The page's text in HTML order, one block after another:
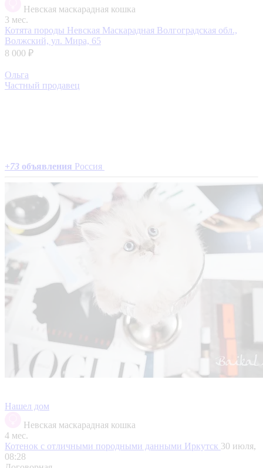
Невская маскарадная кошка
3 мес.
Котята породы Невская Маскарадная Волгоградская обл.,
Волжский, ул. Мира, 65
8 000 ₽
Ольга
Частный продавец
+73 объявления Россия
Нашел дом
Невская маскарадная кошка
4 мес.
Котенок с отличными породными данными Иркутск 30 июля,
08:28